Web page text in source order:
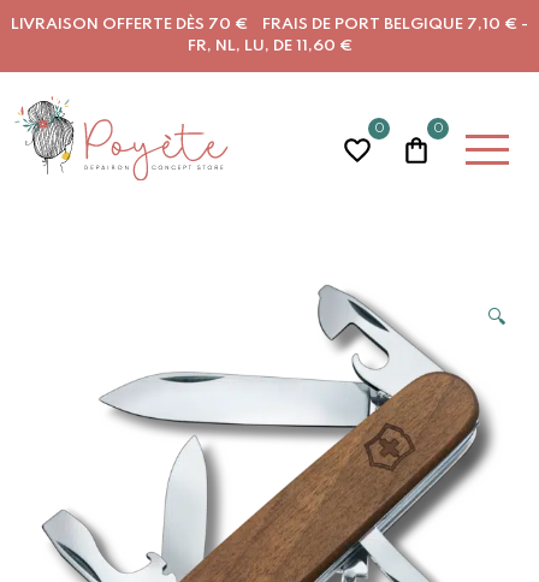
LIVRAISON OFFERTE DÈS 70 € FRAIS DE PORT BELGIQUE 7,10 € -
FR, NL, LU, DE 11,60 €
0 0
🔍